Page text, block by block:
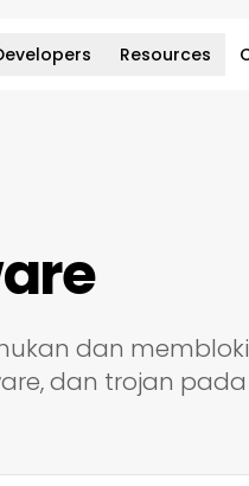
Resources
dan
dan trojan